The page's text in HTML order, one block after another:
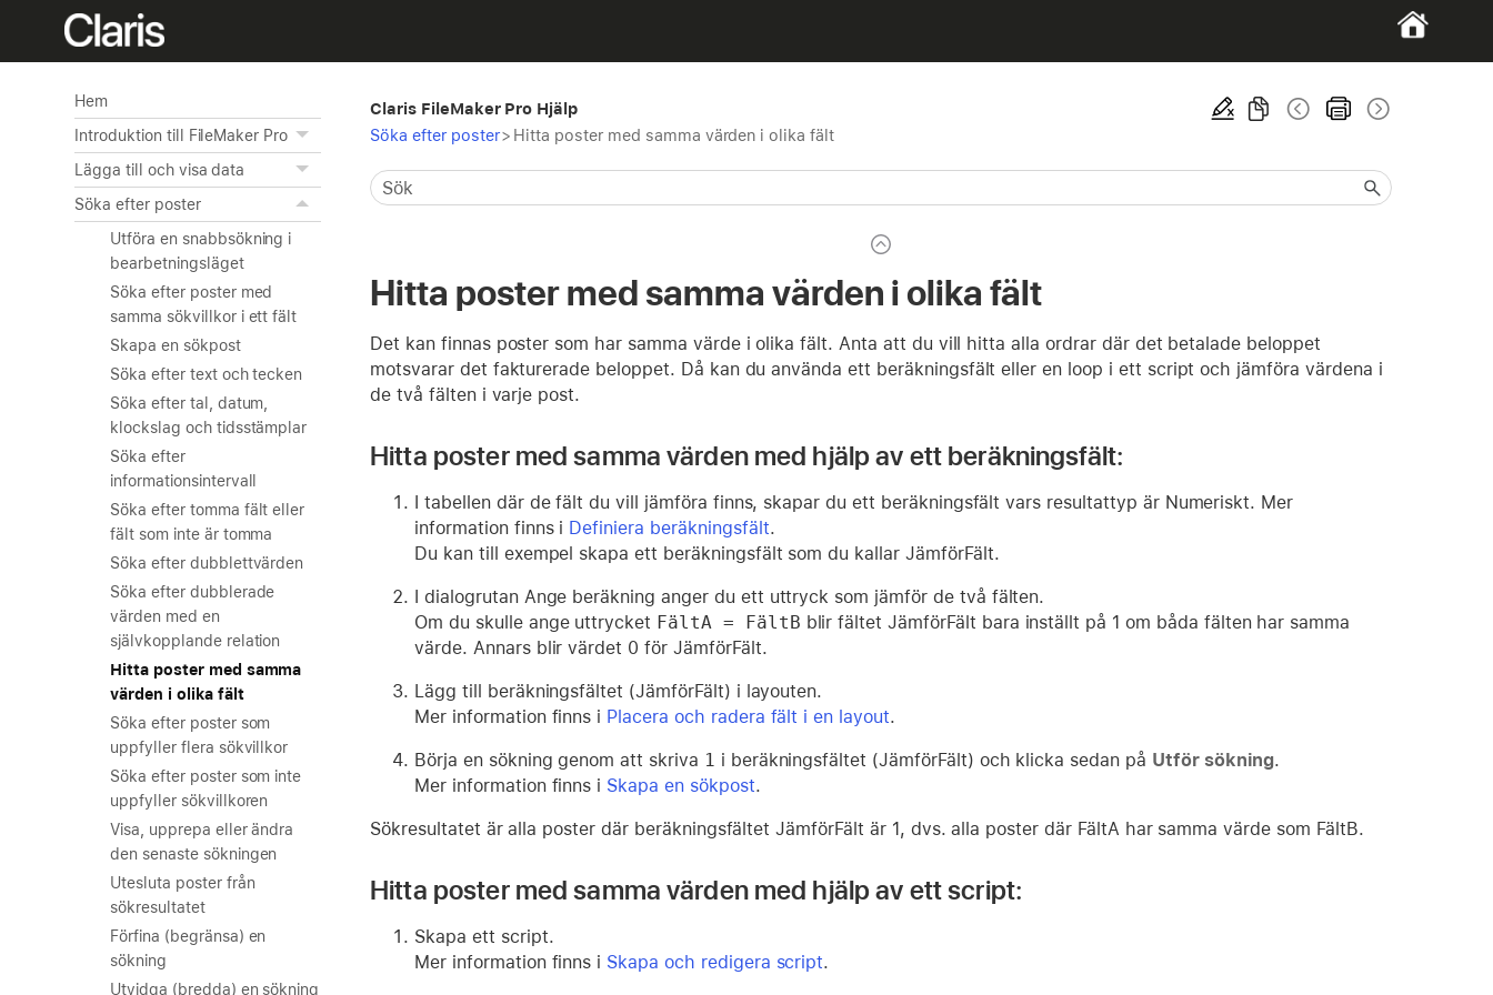
Hem
Introduktion till FileMaker Pro
Lägga till och visa data
Söka efter poster
Utföra en snabbsökning i
bearbetningsläget
Söka efter poster med
samma sökvillkor i ett fält
Skapa en sökpost
Söka efter text och tecken
Söka efter tal, datum,
klockslag och tidsstämplar
Söka efter
informationsintervall
Söka efter tomma fält eller
fält som inte är tomma
Söka efter dubblettvärden
Söka efter dubblerade
värden med en
självkopplande relation
Hitta poster med samma
värden i olika fält
Söka efter poster som
uppfyller flera sökvillkor
Söka efter poster som inte
uppfyller sökvillkoren
Visa, upprepa eller ändra
den senaste sökningen
Utesluta poster från
sökresultatet
Förfina (begränsa) en
sökning
Utvidga (bredda) en sökning
Claris FileMaker Pro Hjälp
Söka efter poster> Hitta poster med samma värden i olika fält
Hitta poster med samma värden i olika fält
Det kan finnas poster som har samma värde i olika fält. Anta att du vill hitta alla ordrar där det betalade beloppet
motsvarar det fakturerade beloppet. Då kan du använda ett beräkningsfält eller en loop i ett script och jämföra värdena i
de två fälten i varje post.
Hitta poster med samma värden med hjälp av ett beräkningsfält:
I tabellen där de fält du vill jämföra finns, skapar du ett beräkningsfält vars resultattyp är Numeriskt. Mer
information finns i Definiera beräkningsfält.
Du kan till exempel skapa ett beräkningsfält som du kallar JämförFält.
I dialogrutan Ange beräkning anger du ett uttryck som jämför de två fälten.
Om du skulle ange uttrycket FältA = FältB blir fältet JämförFält bara inställt på 1 om båda fälten har samma
värde. Annars blir värdet 0 för JämförFält.
Lägg till beräkningsfältet (JämförFält) i layouten.
Mer information finns i Placera och radera fält i en layout.
Börja en sökning genom att skriva 1 i beräkningsfältet (JämförFält) och klicka sedan på Utför sökning.
Mer information finns i Skapa en sökpost.
Sökresultatet är alla poster där beräkningsfältet JämförFält är 1, dvs. alla poster där FältA har samma värde som FältB.
Hitta poster med samma värden med hjälp av ett script:
Skapa ett script.
Mer information finns i Skapa och redigera script.